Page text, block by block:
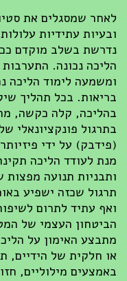
לאחר שמסגלים את
ובעיות עתידיות
נדרשת בשלב מוקדם
ומשמעה לימוד הליכה
בריאות. בכל תהליך
בהליכה, קלה כקשה,
בתרגול פונקציונאלי
(פידבק) על ידי
מנת לעודד הליכה
ותבניות תנועה מפצות
תרגול שכזה ישפיע
ואף עתיד לתרום
הביטחון העצמי של
או חלקית של הידיים,
באמצעים מילוליים,